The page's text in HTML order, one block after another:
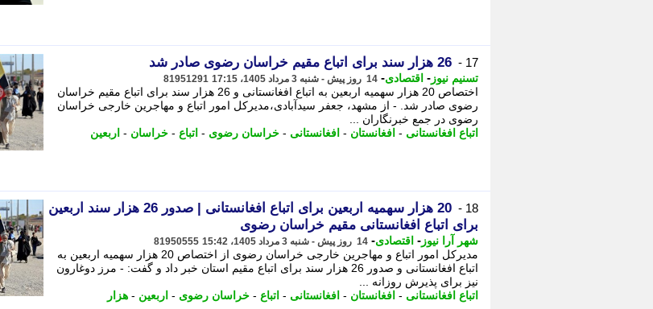
17 - 26 هزار سند برای اتباع مقیم خراسان رضوی صادر شد
تسنیم نیوز - اقتصادی- 14 روز پیش - شنبه 3 مرداد 1405، 17:15 81951291
اختصاص 20 هزار سهمیه اربعین به اتباع افغانستانی و 26 هزار سند برای اتباع مقیم خراسان
رضوی صادر شد. - از مشهد، جعفر سیدآبادی،مدیرکل امور اتباع و مهاجرین خارجی خراسان
رضوی در جمع خبرنگاران ...
اتباع افغانستانی - افغانستان - افغانستانی - خراسان رضوی - اتباع - خراسان - اربعین
18 -
20 هزار سهمیه اربعین برای اتباع افغانستانی | صدور 26 هزار سند اربعین
برای اتباع افغانستانی مقیم خراسان رضوی
شهر آرا نیوز - اقتصادی- 14 روز پیش - شنبه 3 مرداد 1405، 15:42 81950555
مدیرکل امور اتباع و مهاجرین خارجی خراسان رضوی از اختصاص 20 هزار سهمیه اربعین به
اتباع افغانستانی و صدور 26 هزار سند برای اتباع مقیم استان خبر داد و گفت: - مرز دوغارون
نیز برای پذیرش روزانه ...
اتباع افغانستانی - افغانستان - افغانستانی - اتباع - خراسان رضوی - اربعین - هزار